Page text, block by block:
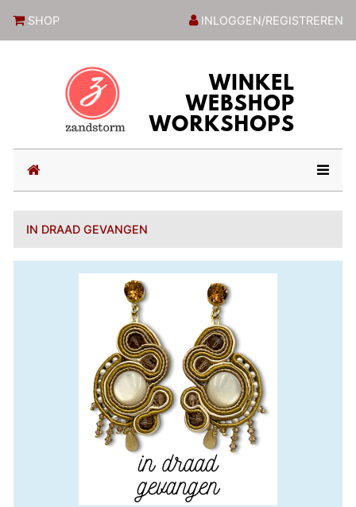
SHOP INLOGGEN/REGISTREREN
(current)
IN DRAAD GEVANGEN